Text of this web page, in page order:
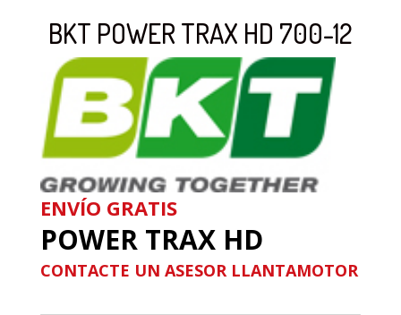
BKT POWER TRAX HD 700-12
ENVÍO GRATIS
POWER TRAX HD
CONTACTE UN ASESOR LLANTAMOTOR